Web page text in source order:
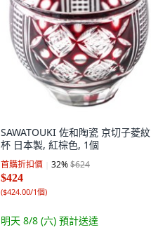
SAWATOUKI 佐和陶瓷 京切子菱紋
杯 日本製, 紅棕色, 1個
首購折扣價 32%$624
$424
($424.00/1個)
明天 8/8 (六) 預計送達